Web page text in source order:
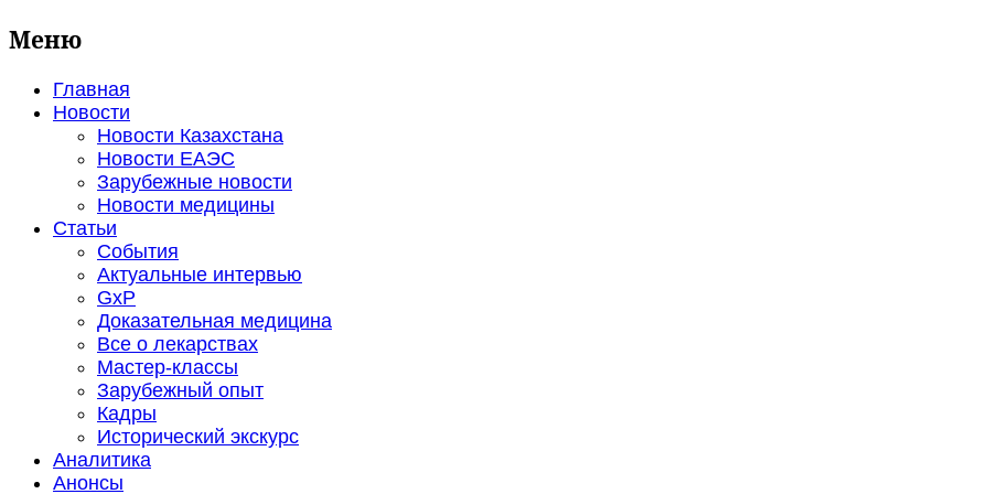
Меню
Главная
Новости
Новости Казахстана
Новости ЕАЭС
Зарубежные новости
Новости медицины
Статьи
События
Актуальные интервью
GxP
Доказательная медицина
Все о лекарствах
Мастер-классы
Зарубежный опыт
Кадры
Исторический экскурс
Аналитика
Анонсы